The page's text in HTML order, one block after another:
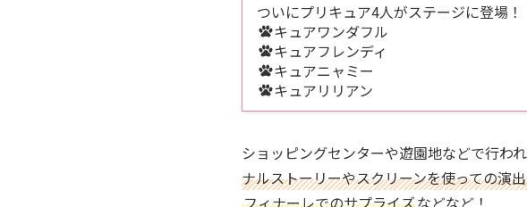
ついにプリキュア4人がステージに登場！
キュアワンダフル
キュアフレンディ
キュアニャミー
キュアリリアン
ショッピングセンターや遊園地などで行わ
ナルストーリーやスクリーンを使っての演